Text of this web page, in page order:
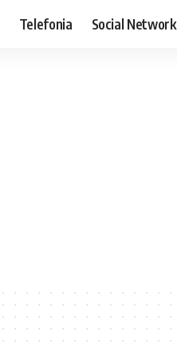
Telefonia Social Network